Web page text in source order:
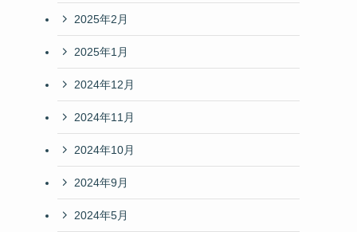
2025年2月
2025年1月
2024年12月
2024年11月
2024年10月
2024年9月
2024年5月